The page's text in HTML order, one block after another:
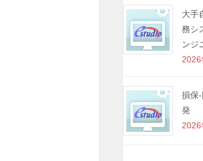
大手
務シ
ンジ
2026
損保
発
2026